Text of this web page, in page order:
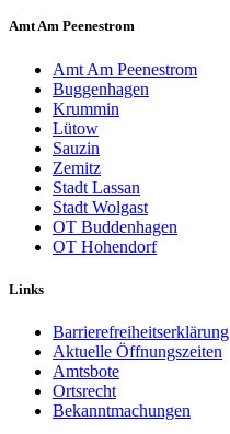
Amt Am Peenestrom
Amt Am Peenestrom
Buggenhagen
Krummin
Lütow
Sauzin
Zemitz
Stadt Lassan
Stadt Wolgast
OT Buddenhagen
OT Hohendorf
Links
Barrierefreiheitserklärung
Aktuelle Öffnungszeiten
Amtsbote
Ortsrecht
Bekannt­machungen